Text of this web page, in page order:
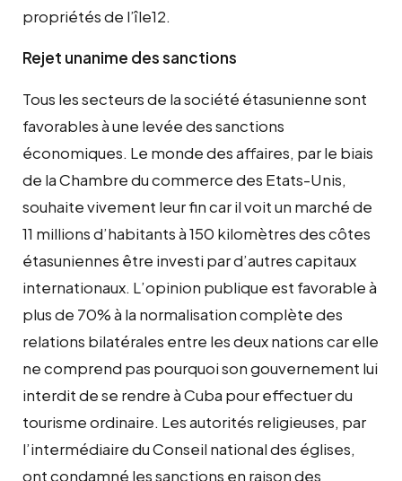
propriétés de l’île12.
Rejet unanime des sanctions
Tous les secteurs de la société étasunienne sont
favorables à une levée des sanctions
économiques. Le monde des affaires, par le biais
de la Chambre du commerce des Etats-Unis,
souhaite vivement leur fin car il voit un marché de
11 millions d’habitants à 150 kilomètres des côtes
étasuniennes être investi par d’autres capitaux
internationaux. L’opinion publique est favorable à
plus de 70% à la normalisation complète des
relations bilatérales entre les deux nations car elle
ne comprend pas pourquoi son gouvernement lui
interdit de se rendre à Cuba pour effectuer du
tourisme ordinaire. Les autorités religieuses, par
l’intermédiaire du Conseil national des églises,
ont condamné les sanctions en raison des